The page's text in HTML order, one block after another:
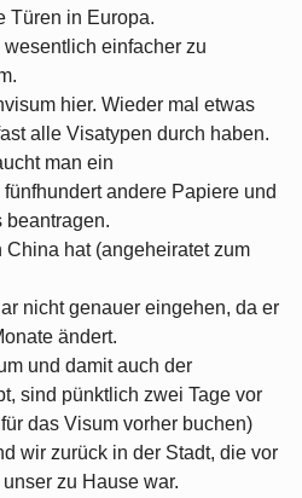
Türen in Europa.
einfacher zu
hier. Wieder mal etwas
alle Visatypen durch haben.
man ein
andere Papiere und
beantragen.
hat (angeheiratet zum
nicht genauer eingehen, da er
ändert.
und damit auch der
sind pünktlich zwei Tage vor
das Visum vorher buchen)
wir zurück in der Stadt, die vor
zu Hause war.